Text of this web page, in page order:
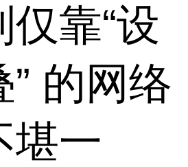
靠“设
的网络
堪一